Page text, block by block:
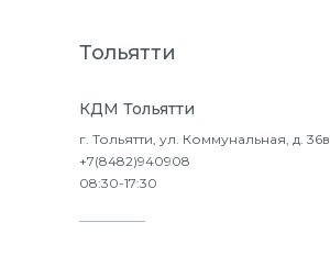
Тольятти
КДМ Тольятти
г. Тольятти, ул. Коммунальная, д. 36в
+7(8482)940908
08:30-17:30